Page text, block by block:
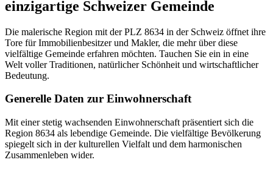
einzigartige Schweizer Gemeinde
Die malerische Region mit der PLZ 8634 in der Schweiz öffnet ihre
Tore für Immobilienbesitzer und Makler, die mehr über diese
vielfältige Gemeinde erfahren möchten. Tauchen Sie ein in eine
Welt voller Traditionen, natürlicher Schönheit und wirtschaftlicher
Bedeutung.
Generelle Daten zur Einwohnerschaft
Mit einer stetig wachsenden Einwohnerschaft präsentiert sich die
Region 8634 als lebendige Gemeinde. Die vielfältige Bevölkerung
spiegelt sich in der kulturellen Vielfalt und dem harmonischen
Zusammenleben wider.